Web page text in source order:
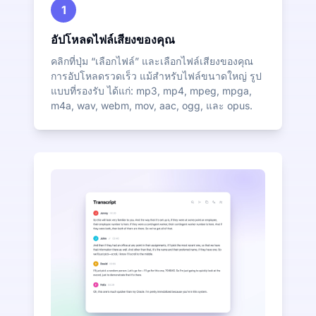
1
อัปโหลดไฟล์เสียงของคุณ
คลิกที่ปุ่ม “เลือกไฟล์” และเลือกไฟล์เสียงของคุณ
การอัปโหลดรวดเร็ว แม้สำหรับไฟล์ขนาดใหญ่ รูป
แบบที่รองรับ ได้แก่: mp3, mp4, mpeg, mpga,
m4a, wav, webm, mov, aac, ogg, และ opus.